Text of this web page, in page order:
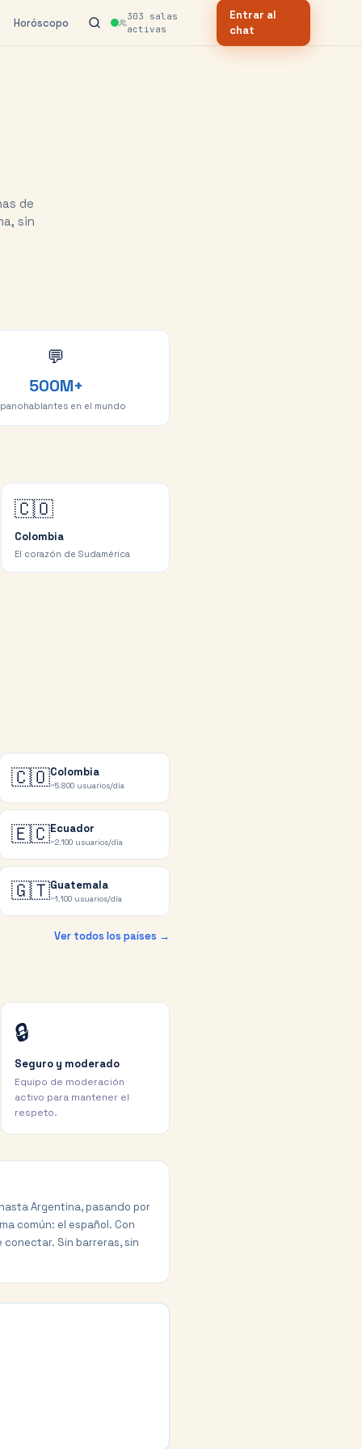
Horóscopo 303 salas
activas
Entrar al
chat
de
sin
💬
500M+
en el mundo
🇨🇴
Colombia
El corazón de Sudamérica
🇨🇴Colombia
~5.800 usuarios/día
🇪🇨Ecuador
~2.100 usuarios/día
🇬🇹Guatemala
~1.100 usuarios/día
Ver todos los países →
🔒
Seguro y moderado
Equipo de moderación
activo para mantener el
respeto.
Argentina, pasando por
común: el español. Con
Sin barreras, sin